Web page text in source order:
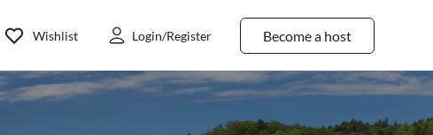
Become a host
Wishlist Login/Register